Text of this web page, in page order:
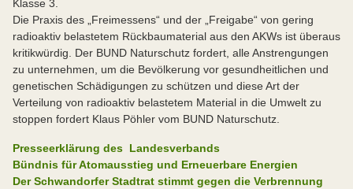
Klasse 3.
Die Praxis des „Freimessens“ und der „Freigabe“ von gering
radioaktiv belastetem Rückbaumaterial aus den AKWs ist überaus
kritikwürdig. Der BUND Naturschutz fordert, alle Anstrengungen
zu unternehmen, um die Bevölkerung vor gesundheitlichen und
genetischen Schädigungen zu schützen und diese Art der
Verteilung von radioaktiv belastetem Material in die Umwelt zu
stoppen fordert Klaus Pöhler vom BUND Naturschutz.
Presseerklärung des Landesverbands
Bündnis für Atomausstieg und Erneuerbare Energien
Der Schwandorfer Stadtrat stimmt gegen die Verbrennung